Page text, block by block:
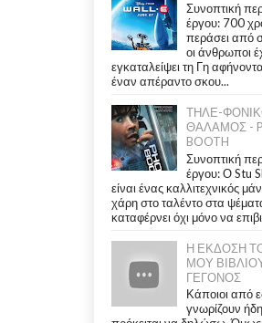
Συνοπτική
έργου: 700
περάσει από
οι άνθρωποι
εγκαταλείψει τη Γη
έναν απέραντο σκου...
ΤΗΛΕ-
ΘΑΛΑΜΟΣ -
BOOTH
Συνοπτική
έργου: Ο Stu
είναι ένας καλλιτεχνικός
χάρη στο ταλέντο στα
καταφέρνει όχι μόνο να
Η ΕΚΔΟΣΗ
ΜΟΥ
ΓΕΓΟΝΟΣ
Κάποιοι από
γνωρίζουν